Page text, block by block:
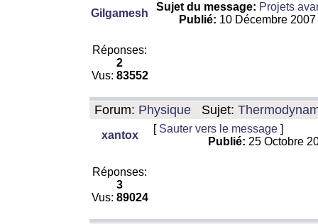
Gilgamesh
Sujet du message: Projets
Publié: 10 Décembre
Réponses:
2
Vus: 83552
Forum: Physique Sujet:
xantox
[ Sauter vers le message ]
Publié: 25 Octobre
Réponses:
3
Vus: 89024